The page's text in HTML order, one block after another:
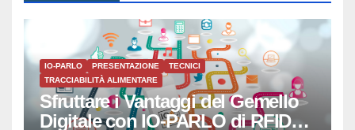
IO-PARLO PRESENTAZIONE
TECNICI
TRACCIABILITÀ ALIMENTARE
Sfruttare i Vantaggi del Gemello
Digitale con IO-PARLO di RFID